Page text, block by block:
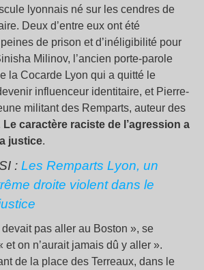
lyonnais né sur les cendres de
Deux d’entre eux ont été
de prison et d’inéligibilité pour
Milinov, l’ancien porte-parole
la Cocarde Lyon qui a quitté le
influenceur identitaire, et Pierre-
militant des Remparts, auteur des
Le caractère raciste de l’agression a
justice.
: Les Remparts Lyon, un
droite violent dans le
pas aller au Boston », se
et on n’aurait jamais dû y aller ».
de la place des Terreaux, dans le